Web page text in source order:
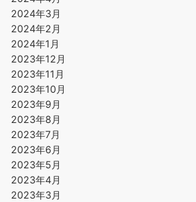
2024年3月
2024年2月
2024年1月
2023年12月
2023年11月
2023年10月
2023年9月
2023年8月
2023年7月
2023年6月
2023年5月
2023年4月
2023年3月